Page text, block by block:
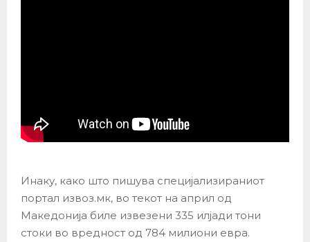
Инаку, како што пишува специјализираниот
портал извоз.мк, во текот на април од
Македонија биле извезени 335 илјади тони
стоки во вредност од 784 милиони евра.